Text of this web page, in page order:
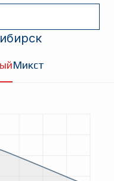
Микст